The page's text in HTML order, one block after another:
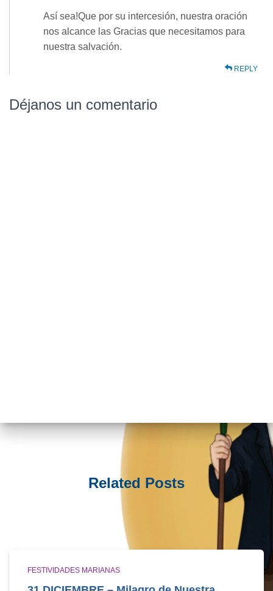
Así sea!Que por su intercesión, nuestra oración
nos alcance las Gracias que necesitamos para
nuestra salvación.
REPLY
Déjanos un comentario
Related Posts
FESTIVIDADES MARIANAS